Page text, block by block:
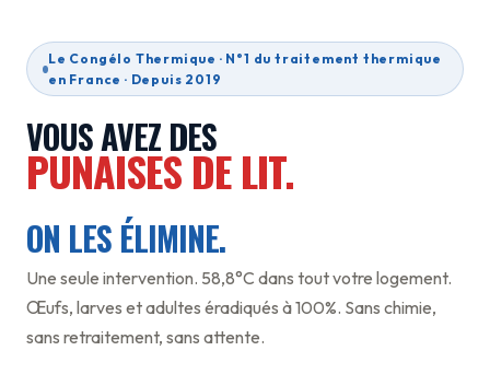
Le Congélo Thermique · N°1 du traitement thermique
en France · Depuis 2019
VOUS AVEZ DES
PUNAISES DE LIT.
ON LES ÉLIMINE.
Une seule intervention. 58,8°C dans tout votre logement.
Œufs, larves et adultes éradiqués à 100%. Sans chimie,
sans retraitement, sans attente.